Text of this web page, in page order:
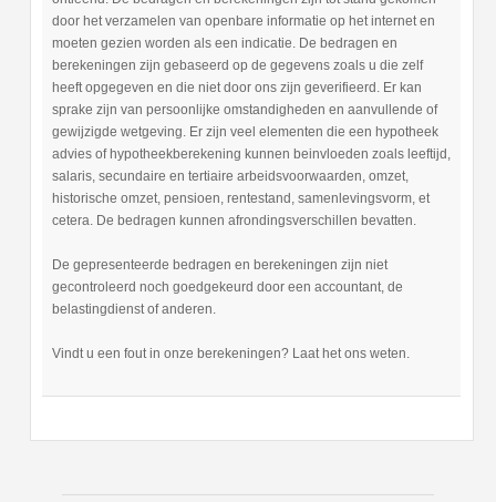
door het verzamelen van openbare informatie op het internet en
moeten gezien worden als een indicatie. De bedragen en
berekeningen zijn gebaseerd op de gegevens zoals u die zelf
heeft opgegeven en die niet door ons zijn geverifieerd. Er kan
sprake zijn van persoonlijke omstandigheden en aanvullende of
gewijzigde wetgeving. Er zijn veel elementen die een hypotheek
advies of hypotheekberekening kunnen beinvloeden zoals leeftijd,
salaris, secundaire en tertiaire arbeidsvoorwaarden, omzet,
historische omzet, pensioen, rentestand, samenlevingsvorm, et
cetera. De bedragen kunnen afrondingsverschillen bevatten.
De gepresenteerde bedragen en berekeningen zijn niet
gecontroleerd noch goedgekeurd door een accountant, de
belastingdienst of anderen.
Vindt u een fout in onze berekeningen? Laat het ons weten.